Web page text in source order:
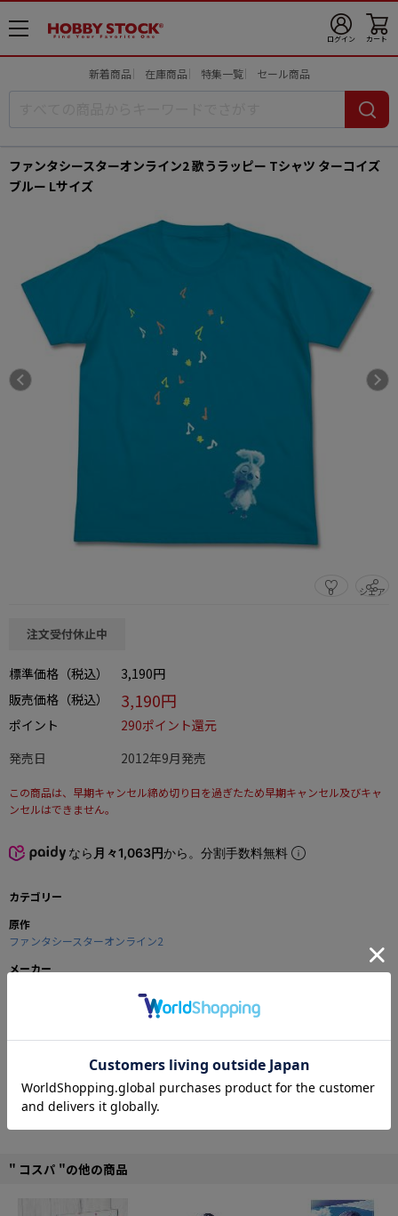
メ
ニ
ログイン カート
新着商品 在庫商品 特集一覧 セール商品
ファンタシースターオンライン2 歌うラッピー Tシャツ ターコイズ
ブルー Lサイズ
0 シェア
この商品をシェアする
注文受付休止中
標準価格（税込）
3,190円
販売価格（税込）
3,190円
ポイント
290ポイント還元
発売日
2012年9月発売
この商品は、早期キャンセル締め切り日を過ぎたため早期キャンセル及びキャ
ンセルはできません。
なら 月々1,063円から。分割手数料無料
カテゴリー
原作
ファンタシースターオンライン2
メーカー
愛らしい容姿が特徴的なエネミー「ラッピー」をプリントしたTシャツ。
歌うラッピーが可愛い一枚です！
■サイズ詳細：着丈71cm/身幅53cm/袖丈21cm
©SEGA
" コスパ "の他の商品